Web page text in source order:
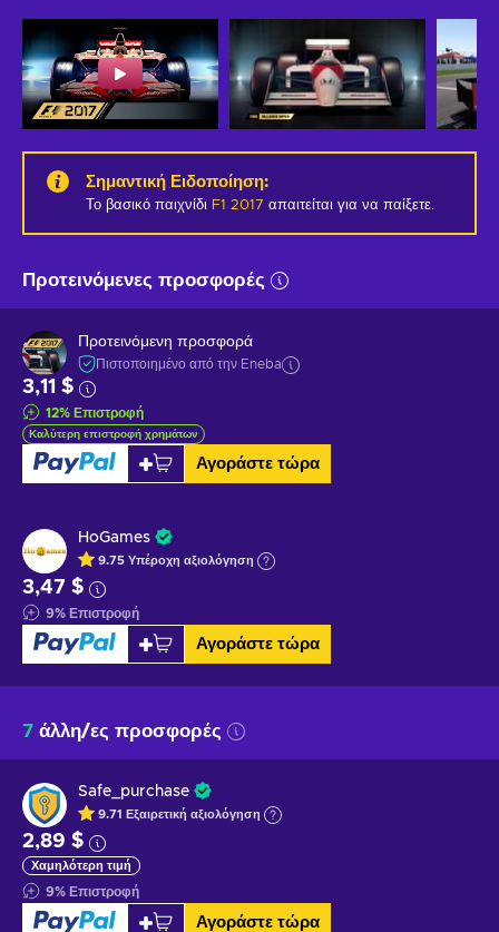
Σημαντική Ειδοποίηση:
Το βασικό παιχνίδι F1 2017 απαιτείται για να παίξετε.
Προτεινόμενες προσφορές
Προτεινόμενη προσφορά
Πιστοποιημένο από την Eneba
3,11 $
12% Επιστροφή
Καλύτερη επιστροφή χρημάτων
Αγοράστε τώρα
HoGames
9.75 Υπέροχη αξιολόγηση
3,47 $
9% Επιστροφή
Αγοράστε τώρα
7 άλλη/ες προσφορές
Safe_purchase
9.71 Εξαιρετική αξιολόγηση
2,89 $
Χαμηλότερη τιμή
9% Επιστροφή
Αγοράστε τώρα